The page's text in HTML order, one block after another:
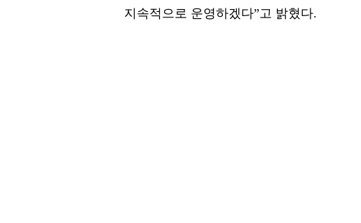
지속적으로 운영하겠다”고 밝혔다.